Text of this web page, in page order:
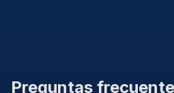
Preguntas